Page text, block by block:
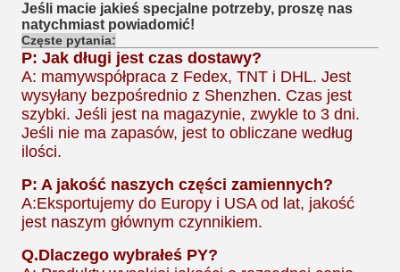
Jeśli macie jakieś specjalne potrzeby, proszę nas
natychmiast powiadomić!
Częste pytania:
P: Jak długi jest czas dostawy?
A: mamywspółpraca z Fedex, TNT i DHL. Jest
wysyłany bezpośrednio z Shenzhen. Czas jest
szybki. Jeśli jest na magazynie, zwykle to 3 dni.
Jeśli nie ma zapasów, jest to obliczane według
ilości.
P: A jakość naszych części zamiennych?
A:Eksportujemy do Europy i USA od lat, jakość
jest naszym głównym czynnikiem.
Q.Dlaczego wybrałeś PY?